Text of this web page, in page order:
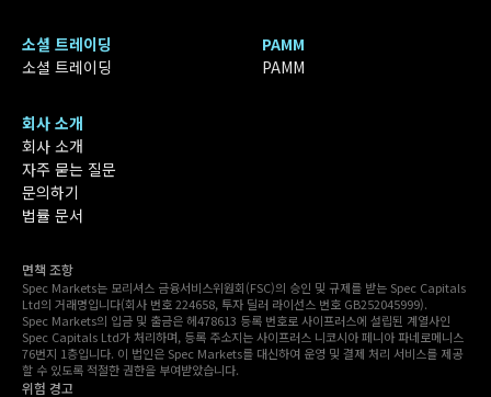
소셜 트레이딩
소셜 트레이딩
PAMM
PAMM
회사 소개
회사 소개
자주 묻는 질문
문의하기
법률 문서
면책 조항
Spec Markets는 모리셔스 금융서비스위원회(FSC)의 승인 및 규제를 받는 Spec Capitals
Ltd의 거래명입니다(회사 번호 224658, 투자 딜러 라이선스 번호 GB252045999).
Spec Markets의 입금 및 출금은 헤478613 등록 번호로 사이프러스에 설립된 계열사인
Spec Capitals Ltd가 처리하며, 등록 주소지는 사이프러스 니코시아 페니아 파네로메니스
76번지 1층입니다. 이 법인은 Spec Markets를 대신하여 운영 및 결제 처리 서비스를 제공
할 수 있도록 적절한 권한을 부여받았습니다.
위험 경고